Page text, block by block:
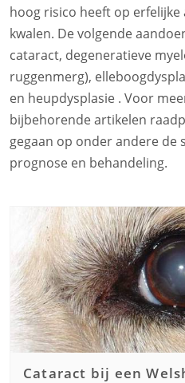
hoog risico heeft op
kwalen. De volgende
cataract, degeneratieve
ruggenmerg),
en heupdysplasie . Voor
bijbehorende artikelen
gegaan op onder andere de
prognose en behandeling.
Cataract bij een